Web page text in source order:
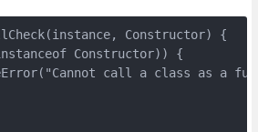
Constructor) {
Constructor)) {
call a class as a